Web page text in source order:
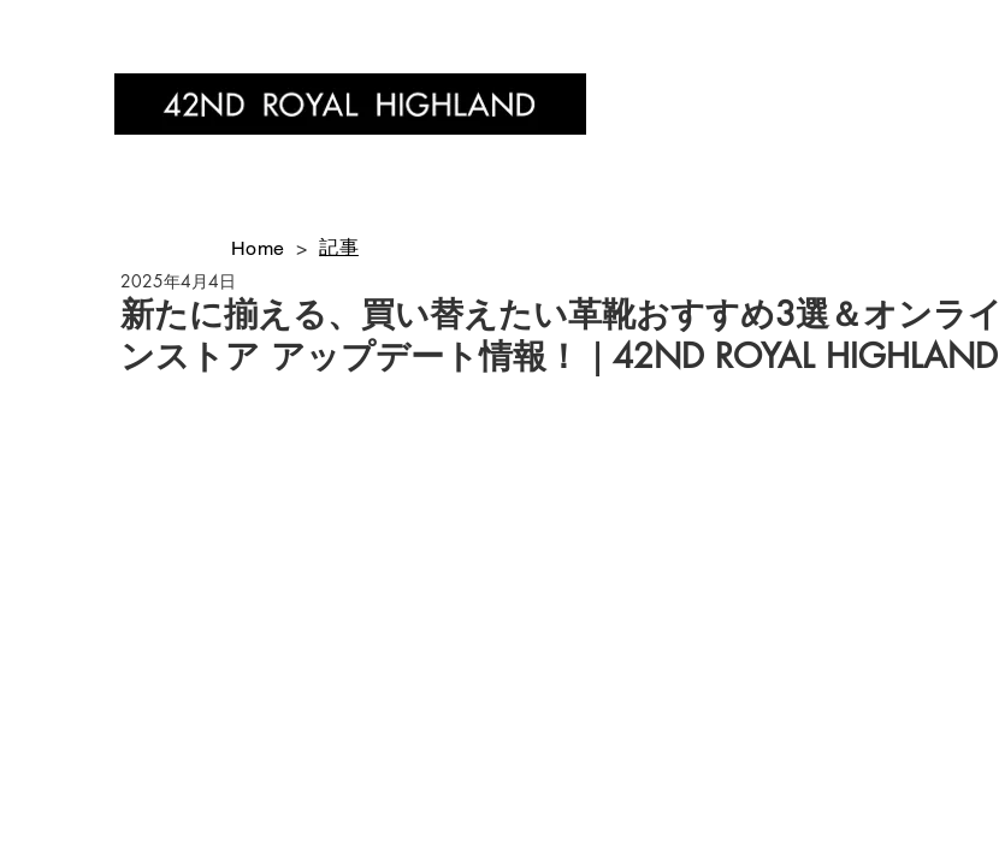
新たに揃える、買い替えたい革靴おすすめ3選＆オンライ
ンストア アップデート情報！｜42ND ROYAL HIGHLAND
2025年4月4日
Home > 記事